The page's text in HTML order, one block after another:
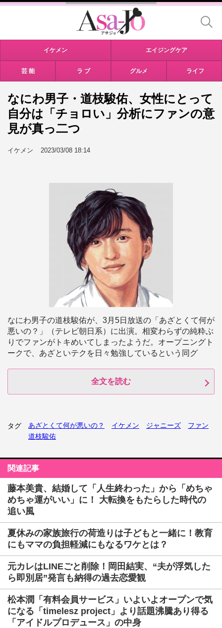
イケメン エイジングケア
芸 能 ラ ブ グルメ ライフ
なにわ男子・道枝駿佑、女性にとって
自分は「チョロい」分析にファンの意
見が真っ二つ
イケメン 2023/03/08 18:14
なにわ男子の道枝駿佑が、3月5日放送の「あざとくて何が
悪いの？」（テレビ朝日系）に出演。相変わらずの純粋ぶ
りでファンがトキめいてしまったようだ。オープニングト
ークで、あざといテクを日々勉強しているという同グ
全文を読む
タグ あざとくて何が悪いの？ イケメン ジャニーズ
ファン
道枝駿佑
関連記事
藤本美貴、結婚して「人生終わった」から「めちゃ
めちゃ運がいい」に！ 大転換をもたらした時代の
追い風
夏休みの家族旅行の荷造りは子どもと一緒に！教育
にもママの負担軽減にもなるワケとは？
元カレはLINEごと削除！岡田結実、“夫が浮気した
ら即別居”発言も納得の過去恋愛観
松本潤「有料会員サービス」いよいよオープンで気
になる「timelesz project」より話題沸騰あり得る
「アイドルプロデュース」の中身